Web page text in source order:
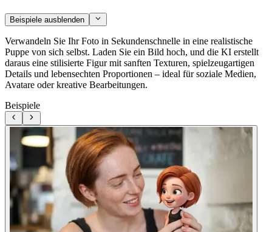
Beispiele ausblenden
Verwandeln Sie Ihr Foto in Sekundenschnelle in eine realistische
Puppe von sich selbst. Laden Sie ein Bild hoch, und die KI erstellt
daraus eine stilisierte Figur mit sanften Texturen, spielzeugartigen
Details und lebensechten Proportionen – ideal für soziale Medien,
Avatare oder kreative Bearbeitungen.
Beispiele